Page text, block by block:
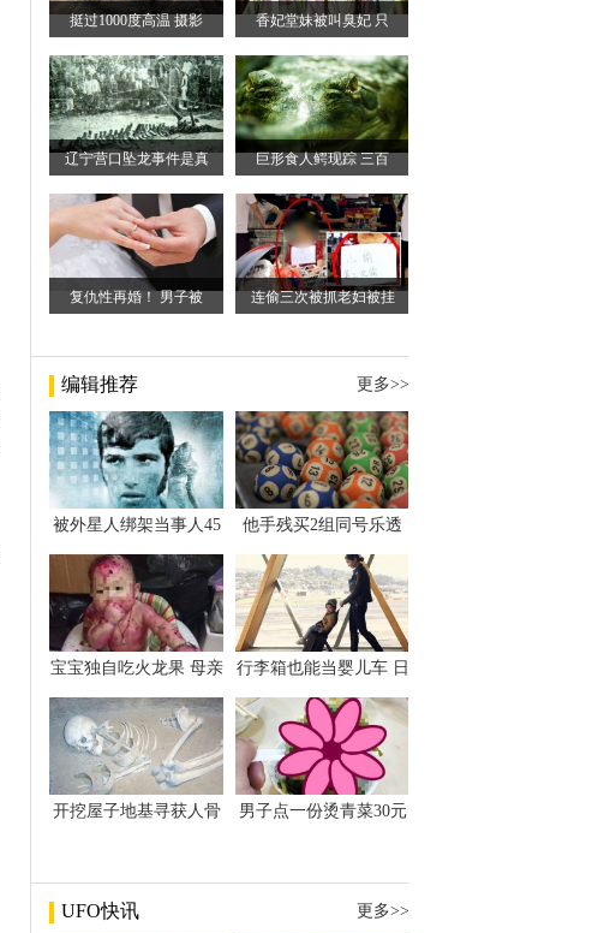
挺过1000度高温 摄影 香妃堂妹被叫臭妃 只
辽宁营口坠龙事件是真 巨形食人鳄现踪 三百
复仇性再婚！ 男子被 连偷三次被抓老妇被挂
编辑推荐 更多>>
被外星人绑架当事人45
斯卡古拉事件
他手残买2组同号乐透
万
宝宝独自吃火龙果 母亲
行李箱也能当婴儿车 日
开挖屋子地基寻获人骨
男子点一份烫青菜30元
UFO快讯 更多>>